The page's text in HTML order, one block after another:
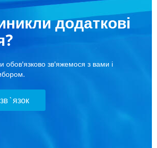
додаткові
обов'язково зв'яжемося з вами і